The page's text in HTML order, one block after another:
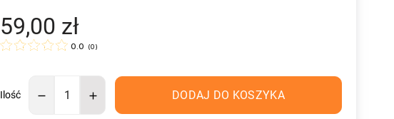
59,00 zł
0.0 (0)
Ilość DODAJ DO KOSZYKA